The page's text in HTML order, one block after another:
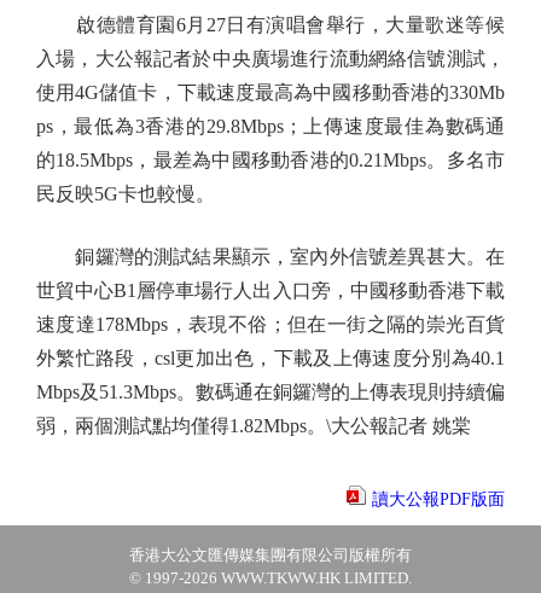
啟德體育園6月27日有演唱會舉行，大量歌迷等候
入場，大公報記者於中央廣場進行流動網絡信號測試，
使用4G儲值卡，下載速度最高為中國移動香港的330Mb
ps，最低為3香港的29.8Mbps；上傳速度最佳為數碼通
的18.5Mbps，最差為中國移動香港的0.21Mbps。多名市
民反映5G卡也較慢。
銅鑼灣的測試結果顯示，室內外信號差異甚大。在
世貿中心B1層停車場行人出入口旁，中國移動香港下載
速度達178Mbps，表現不俗；但在一街之隔的崇光百貨
外繁忙路段，csl更加出色，下載及上傳速度分別為40.1
Mbps及51.3Mbps。數碼通在銅鑼灣的上傳表現則持續偏
弱，兩個測試點均僅得1.82Mbps。\大公報記者 姚棠
讀大公報PDF版面
香港大公文匯傳媒集團有限公司版權所有
© 1997-2026 WWW.TKWW.HK LIMITED.